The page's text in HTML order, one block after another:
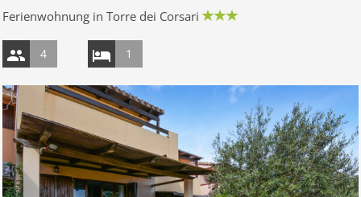
Ferienwohnung in Torre dei Corsari
4 1